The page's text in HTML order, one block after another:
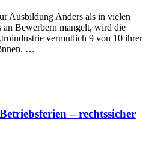
Ausbildung Anders als in vielen
an Bewerbern mangelt, wird die
vermutlich 9 von 10 ihrer
…
– rechtssicher